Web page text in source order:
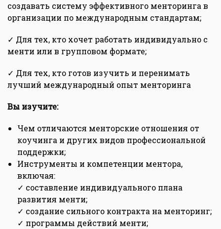
создавать систему эффективного менторинга в
организации по международным стандартам;
✓ Для тех, кто хочет работать индивидуально с
менти или в групповом формате;
✓ Для тех, кто готов изучить и перенимать
лучший международный опыт менторинга
Вы изучите:
Чем отличаются менторские отношения от
коучинга и других видов профессиональной
поддержки;
Инструменты и компетенции ментора,
включая:
✓ составление индивидуального плана
развития менти;
✓ создание сильного контракта на менторинг;
✓ программы действий менти;